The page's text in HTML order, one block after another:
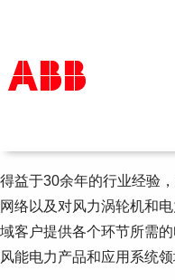
产品和解决方案
行业
关于ABB
Where to buy
联系我们
得益于30余年的行业经验
网络以及对风力涡轮机和
域客户提供各个环节所需
风能电力产品和应用系统领